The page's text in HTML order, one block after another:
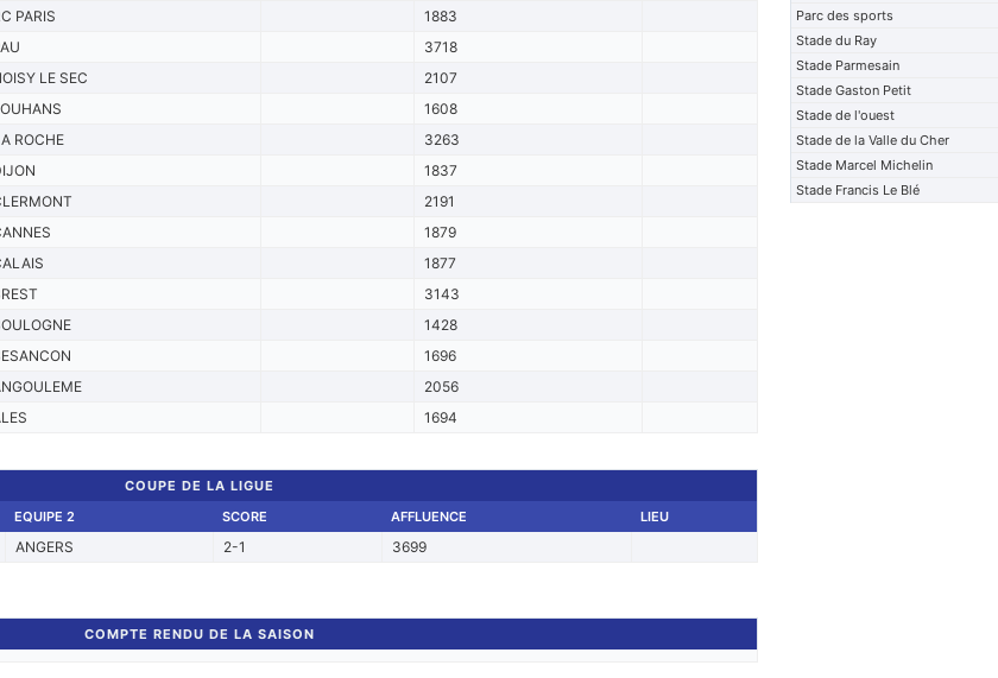
PARIS
1883
3718
LE SEC
2107
1608
ROCHE
3263
1837
2191
1879
1877
3143
1428
1696
2056
1694
COUPE DE LA LIGUE
EQUIPE 2 SCORE AFFLUENCE LIEU
ANGERS 2-1 3699
COMPTE RENDU DE LA SAISON
Parc des sports
Stade du Ray
Stade Parmesain
Stade Gaston Petit
Stade de l'ouest
Stade de la Valle du Cher
Stade Marcel Michelin
Stade Francis Le Blé